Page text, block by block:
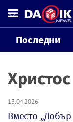
Последни
13.04.2026
Вместо